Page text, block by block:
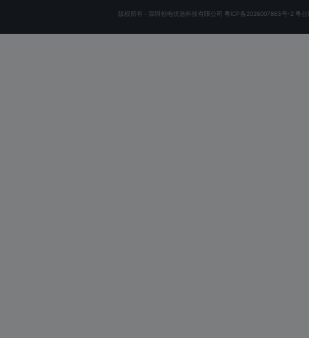
版权所有 - 深圳创电优选科技有限公司 粤ICP备2026007863号-2 粤